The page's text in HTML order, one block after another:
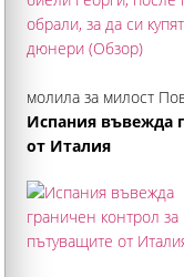
молила за милост
побой, придружен с
Георги Кузев от
Испания въвежда
от Италия